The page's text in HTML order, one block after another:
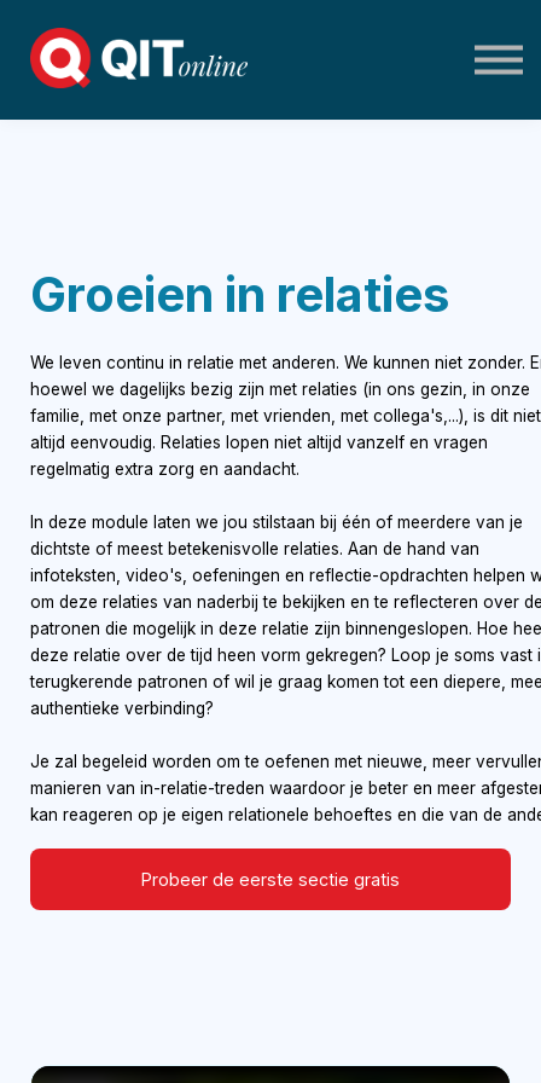
Log in
Groeien in relaties
We leven continu in relatie met anderen. We kunnen niet zonder.
hoewel we dagelijks bezig zijn met relaties (in ons gezin, in onze
familie, met onze partner, met vrienden, met collega's,...), is dit niet
altijd eenvoudig. Relaties lopen niet altijd vanzelf en vragen
regelmatig extra zorg en aandacht.
In deze module laten we jou stilstaan bij één of meerdere van je
dichtste of meest betekenisvolle relaties. Aan de hand van
infoteksten, video's, oefeningen en reflectie-opdrachten helpen
om deze relaties van naderbij te bekijken en te reflecteren over
patronen die mogelijk in deze relatie zijn binnengeslopen. Hoe
deze relatie over de tijd heen vorm gekregen? Loop je soms vast
terugkerende patronen of wil je graag komen tot een diepere,
authentieke verbinding?
Je zal begeleid worden om te oefenen met nieuwe, meer
manieren van in-relatie-treden waardoor je beter en meer
kan reageren op je eigen relationele behoeftes en die van de
Probeer de eerste sectie gratis